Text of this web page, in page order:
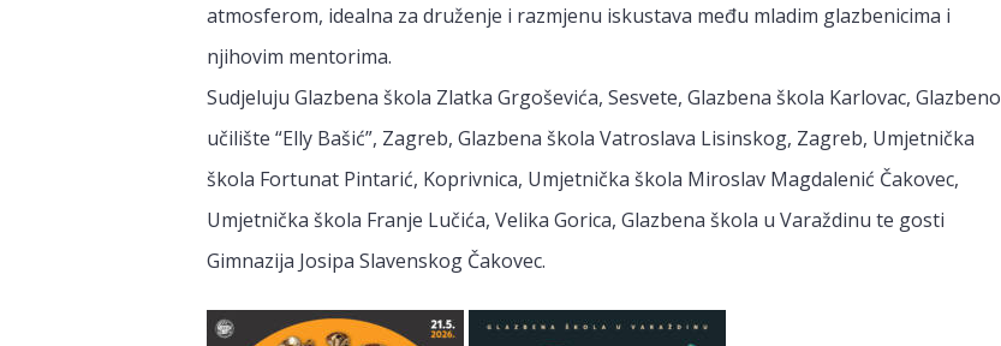
atmosferom, idealna za druženje i razmjenu iskustava među mladim glazbenicima i
njihovim mentorima.
Sudjeluju Glazbena škola Zlatka Grgoševića, Sesvete, Glazbena škola Karlovac, Glazbeno
učilište “Elly Bašić”, Zagreb, Glazbena škola Vatroslava Lisinskog, Zagreb, Umjetnička
škola Fortunat Pintarić, Koprivnica, Umjetnička škola Miroslav Magdalenić Čakovec,
Umjetnička škola Franje Lučića, Velika Gorica, Glazbena škola u Varaždinu te gosti
Gimnazija Josipa Slavenskog Čakovec.